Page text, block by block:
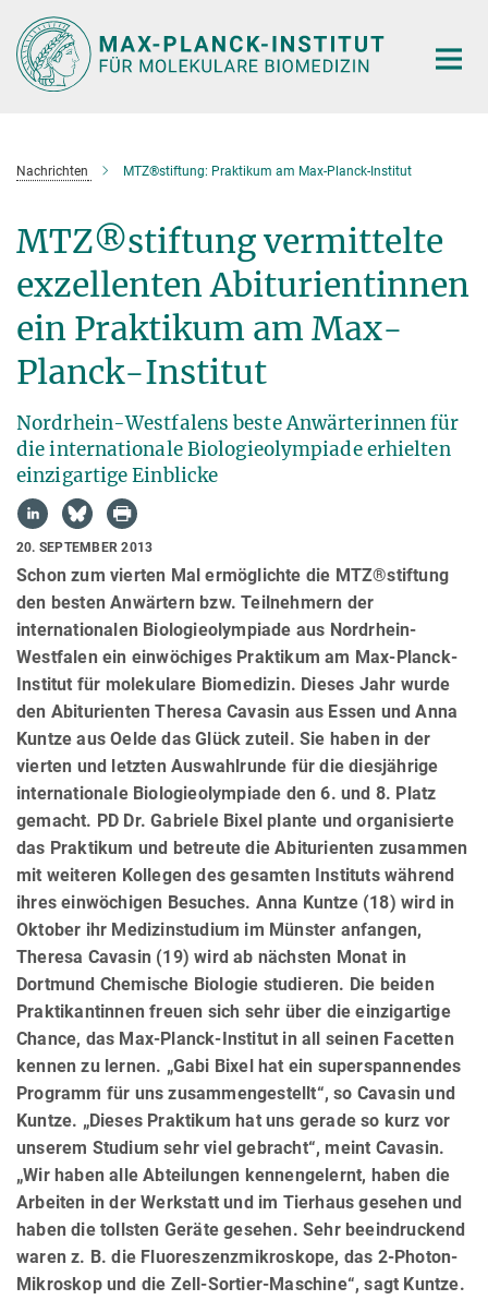
Hauptinhalt
Nachrichten MTZ®stiftung: Praktikum am Max-Planck-Institut
MTZ®stiftung vermittelte
exzellenten Abiturientinnen
ein Praktikum am Max-
Planck-Institut
Nordrhein-Westfalens beste Anwärterinnen für
die internationale Biologieolympiade erhielten
einzigartige Einblicke
20. SEPTEMBER 2013
Schon zum vierten Mal ermöglichte die MTZ®stiftung
den besten Anwärtern bzw. Teilnehmern der
internationalen Biologieolympiade aus Nordrhein-
Westfalen ein einwöchiges Praktikum am Max-Planck-
Institut für molekulare Biomedizin. Dieses Jahr wurde
den Abiturienten Theresa Cavasin aus Essen und Anna
Kuntze aus Oelde das Glück zuteil. Sie haben in der
vierten und letzten Auswahlrunde für die diesjährige
internationale Biologieolympiade den 6. und 8. Platz
gemacht. PD Dr. Gabriele Bixel plante und organisierte
das Praktikum und betreute die Abiturienten zusammen
mit weiteren Kollegen des gesamten Instituts während
ihres einwöchigen Besuches. Anna Kuntze (18) wird in
Oktober ihr Medizinstudium im Münster anfangen,
Theresa Cavasin (19) wird ab nächsten Monat in
Dortmund Chemische Biologie studieren. Die beiden
Praktikantinnen freuen sich sehr über die einzigartige
Chance, das Max-Planck-Institut in all seinen Facetten
kennen zu lernen. „Gabi Bixel hat ein superspannendes
Programm für uns zusammengestellt“, so Cavasin und
Kuntze. „Dieses Praktikum hat uns gerade so kurz vor
unserem Studium sehr viel gebracht“, meint Cavasin.
„Wir haben alle Abteilungen kennengelernt, haben die
Arbeiten in der Werkstatt und im Tierhaus gesehen und
haben die tollsten Geräte gesehen. Sehr beeindruckend
waren z. B. die Fluoreszenzmikroskope, das 2-Photon-
Mikroskop und die Zell-Sortier-Maschine“, sagt Kuntze.